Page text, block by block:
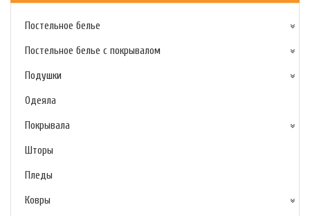
Постельное белье
Постельное белье с покрывалом
Подушки
Одеяла
Покрывала
Шторы
Пледы
Ковры